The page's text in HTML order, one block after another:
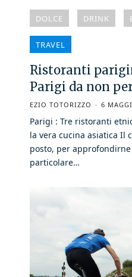
DOLCE DRINK
TRAVEL
Ristoranti
Parigi da non
EZIO TOTORIZZO 6
Parigi : Tre ristoranti
la vera cucina asiatica Il
posto, per
particolare…